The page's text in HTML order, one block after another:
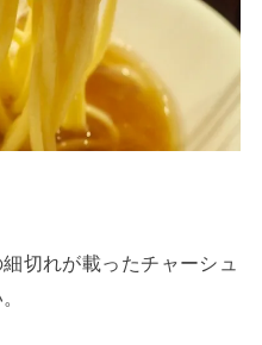
切れが載ったチャーシュ